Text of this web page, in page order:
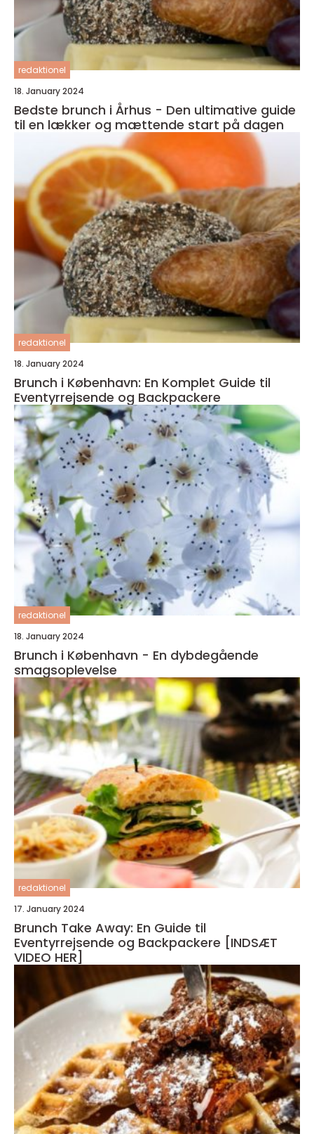
redaktionel
18. January 2024
Bedste brunch i Århus - Den ultimative guide
til en lækker og mættende start på dagen
redaktionel
18. January 2024
Brunch i København: En Komplet Guide til
Eventyrrejsende og Backpackere
redaktionel
18. January 2024
Brunch i København - En dybdegående
smagsoplevelse
redaktionel
17. January 2024
Brunch Take Away: En Guide til
Eventyrrejsende og Backpackere [INDSÆT
VIDEO HER]